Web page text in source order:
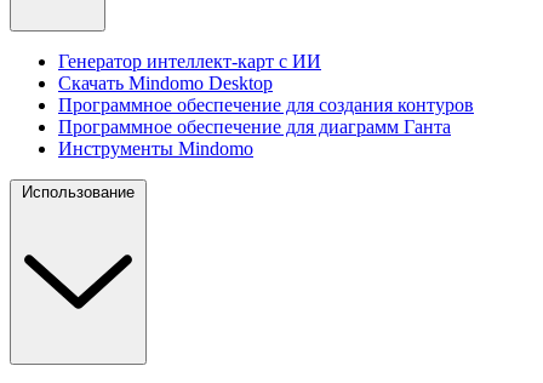
Генератор интеллект-карт с ИИ
Скачать Mindomo Desktop
Программное обеспечение для создания контуров
Программное обеспечение для диаграмм Ганта
Инструменты Mindomo
Использование